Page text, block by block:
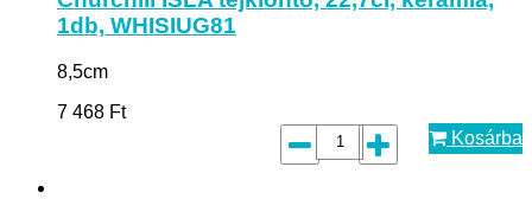
1db, WHISIUG81
8,5cm
7 468 Ft
Kosárba